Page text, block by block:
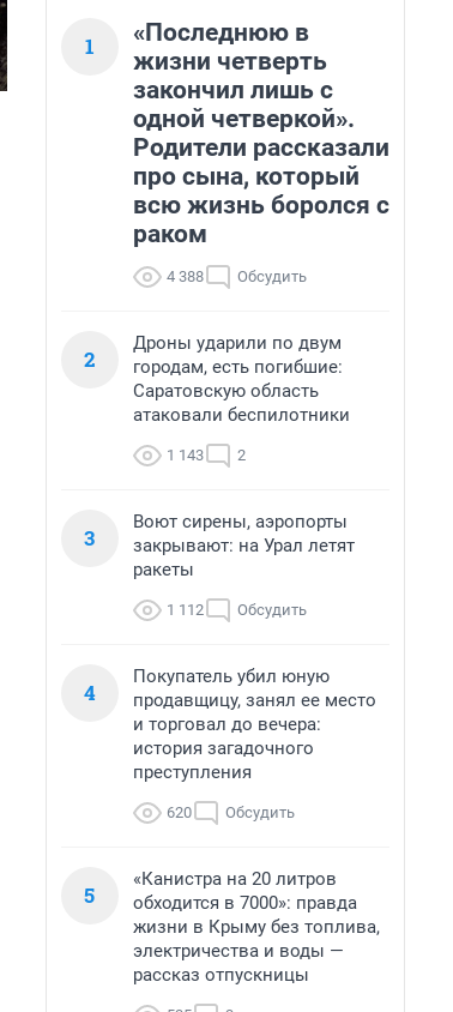
1
«Последнюю в
жизни четверть
закончил лишь с
одной четверкой».
Родители рассказали
про сына, который
всю жизнь боролся с
раком
4 388 Обсудить
2
Дроны ударили по двум
городам, есть погибшие:
Саратовскую область
атаковали беспилотники
1 143 2
3
Воют сирены, аэропорты
закрывают: на Урал летят
ракеты
1 112 Обсудить
4
Покупатель убил юную
продавщицу, занял ее место
и торговал до вечера:
история загадочного
преступления
620 Обсудить
5
«Канистра на 20 литров
обходится в 7000»: правда
жизни в Крыму без топлива,
электричества и воды —
рассказ отпускницы